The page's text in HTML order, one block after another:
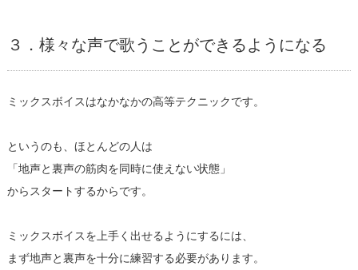
３．様々な声で歌うことができるようになる
ミックスボイスはなかなかの高等テクニックです。
というのも、ほとんどの人は
「地声と裏声の筋肉を同時に使えない状態」
からスタートするからです。
ミックスボイスを上手く出せるようにするには、
まず地声と裏声を十分に練習する必要があります。